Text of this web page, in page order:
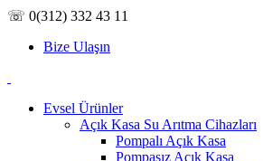
☏ 0(312) 332 43 11
Bize Ulaşın
Evsel Ürünler
Açık Kasa Su Arıtma Cihazları
Pompalı Açık Kasa
Pompasız Açık Kasa